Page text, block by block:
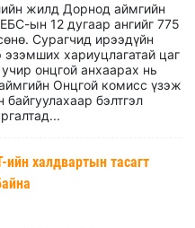
жилд Дорнод аймгийн
ын 12 дугаар ангийг 775
Сурагчид ирээдүйн
хариуцлагатай цаг
онцгой анхаарах нь
Онцгой комисс үзэж
бэлтгэл
халдвартын тасагт